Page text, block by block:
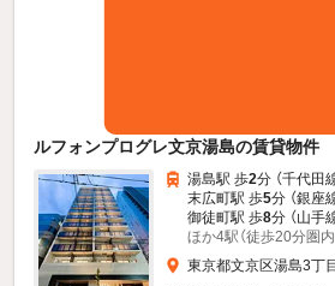
ルフォンプログレ文京湯島の賃貸物件
湯島駅 歩2分 （千代田
末広町駅 歩5分 （銀座
御徒町駅 歩8分 （山手
ほか4駅（徒歩20分圏内
東京都文京区湯島3丁目